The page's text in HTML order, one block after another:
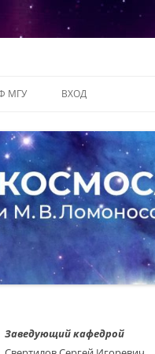
МГУ ВХОД
Заведующий кафедрой